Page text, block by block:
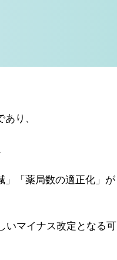
り、
」「薬局数の適正化」が
いマイナス改定となる可